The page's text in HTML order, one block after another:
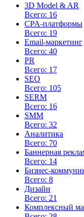
3D Model & AR
Всего: 16
CPA-платформы
Всего: 19
Email-маркетинг
Всего: 40
PR
Всего: 17
SEO
Всего: 105
SERM
Всего: 16
SMM
Всего: 32
Аналитика
Всего: 70
Баннерная
Всего: 14
Бизнес-
Всего: 8
Дизайн
Всего: 21
Комплексный